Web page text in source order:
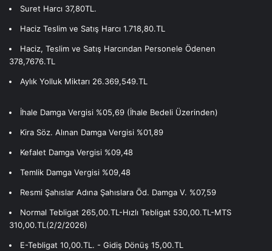
Suret Harcı 37,80TL.
Haciz Teslim ve Satış Harcı 1.718,80.TL
Haciz, Teslim ve Satış Harcından Personele Ödenen
378,7676.TL
Aylık Yolluk Miktarı 26.369,549.TL
İhale Damga Vergisi %05,69 (İhale Bedeli Üzerinden)
Kira Söz. Alınan Damga Vergisi %01,89
Kefalet Damga Vergisi %09,48
Temlik Damga Vergisi %09,48
Resmi Şahıslar Adına Şahıslara Öd. Damga V. %07,59
Normal Tebligat 265,00.TL-Hızlı Tebligat 530,00.TL-MTS
310,00.TL(2/2/2026)
E-Tebligat 10,00.TL. - Gidiş Dönüş 15,00.TL